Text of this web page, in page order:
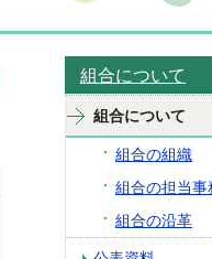
組合について
組合について
組合の組織
組合の担当事
組合の沿革